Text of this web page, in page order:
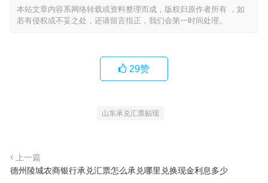
本站文章内容系网络转载或资料整理而成，版权归原作者所有 ，如
若有侵权或不妥之处，还请留言指正，我们会第一时间处理。
29赞
山东承兑汇票贴现
上一篇
德州陵城农商银行承兑汇票怎么承兑哪里兑换现金利息多少